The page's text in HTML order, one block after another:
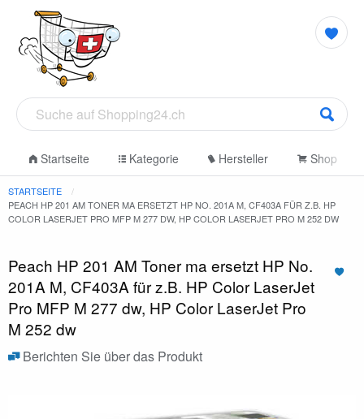
Startseite Kategorie Hersteller Shop
STARTSEITE
PEACH HP 201 AM TONER MA ERSETZT HP NO. 201A M, CF403A FÜR Z.B. HP
COLOR LASERJET PRO MFP M 277 DW, HP COLOR LASERJET PRO M 252 DW
Peach HP 201 AM Toner ma ersetzt HP No.
201A M, CF403A für z.B. HP Color LaserJet
Pro MFP M 277 dw, HP Color LaserJet Pro
M 252 dw
Berichten Sie über das Produkt